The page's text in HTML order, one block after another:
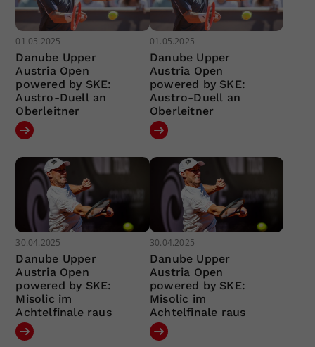
01.05.2025
Danube Upper
Austria Open
powered by SKE:
Austro-Duell an
Oberleitner
01.05.2025
Danube Upper
Austria Open
powered by SKE:
Austro-Duell an
Oberleitner
30.04.2025
Danube Upper
Austria Open
powered by SKE:
Misolic im
Achtelfinale raus
30.04.2025
Danube Upper
Austria Open
powered by SKE:
Misolic im
Achtelfinale raus